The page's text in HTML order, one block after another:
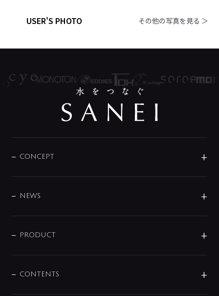
USER'S PHOTO その他の写真を見る ＞
CONCEPT
DESIGN
NEWS
商品に関して
その他
PRODUCT
センサー・タッチ水栓
CONTENTS